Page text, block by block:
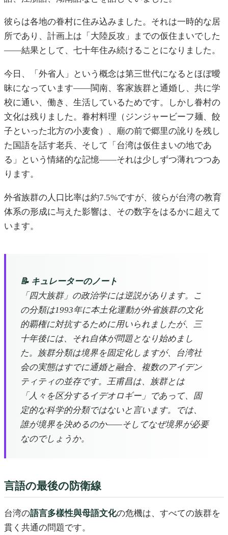
彼らは各地の眷村に住み込みました。それは一時的な居
所であり、計画上は「大陸反攻」までの仮住まいでした
——結果として、七十年住み続けることになりました。
今日、「外省人」という概念は第三世代になるとほぼ曖
昧になっています——閩南、客家族群と通婚し、共に学
校に通い、働き、生活しているためです。しかし眷村の
文化は残りました。眷村料理（ジンジャービーフ麺、餃
子といった北方の小麦食）、廟の前で郷里の訛りを残し
た国語を話す老兵、そして「台湾は仮住まいの地であ
る」という情緒的な記憶——それは少しずつ薄れつつあ
ります。
外省族群の人口比率は約7.5%ですが、彼らが台湾の教育
体系の形成に与えた影響は、その数字をはるかに超えて
います。
📝 キュレーターのノート
「四大族群」の政治学には逆説があります。こ
の分類は1993年に本土化運動が外省族群の文化
的覇権に対抗するために用いられましたが、三
十年後には、それ自体が問題となり始めまし
た。族群分類は境界を固定化しますが、台湾社
会の実態はすでに通婚と融合、複数のアイデン
ティティの並存です。王甫昌は、族群とは
「人々を区分するイデオロギー」であって、固
定的な科学的分類ではないと言います。では、
誰が境界を決めるのか——そしてなぜ境界が必要
なのでしょうか。
言語の最後の防衛線
台湾の語言多樣性與母語文化の危機は、すべての族群を
貫く共通の問題です。